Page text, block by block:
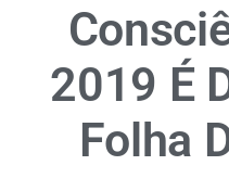
2019 É
Folha